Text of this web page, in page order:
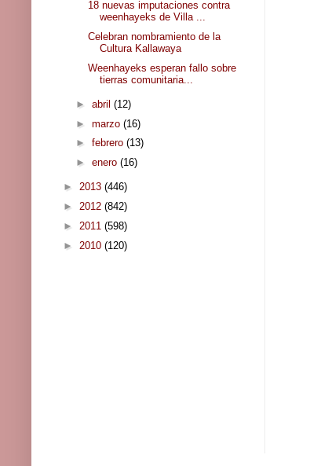
18 nuevas imputaciones contra
weenhayeks de Villa ...
Celebran nombramiento de la
Cultura Kallawaya
Weenhayeks esperan fallo sobre
tierras comunitaria...
► abril (12)
► marzo (16)
► febrero (13)
► enero (16)
► 2013 (446)
► 2012 (842)
► 2011 (598)
► 2010 (120)